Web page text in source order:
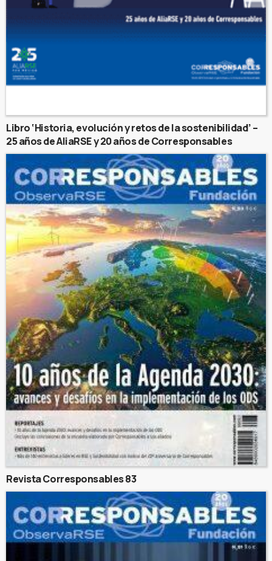
Libro ‘Historia, evolución y retos de la sostenibilidad’ –
25 años de AliaRSE y 20 años de Corresponsables
Revista Corresponsables 83